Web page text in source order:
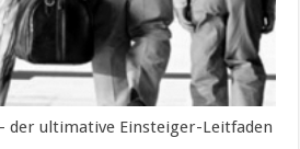
der ultimative Einsteiger-Leitfaden